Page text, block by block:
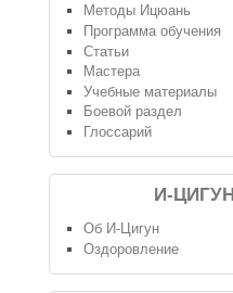
Методы Ицюань
Программа обучения
Статьи
Мастера
Учебные материалы
Боевой раздел
Глоссарий
И-ЦИГУН
Об И-Цигун
Оздоровление